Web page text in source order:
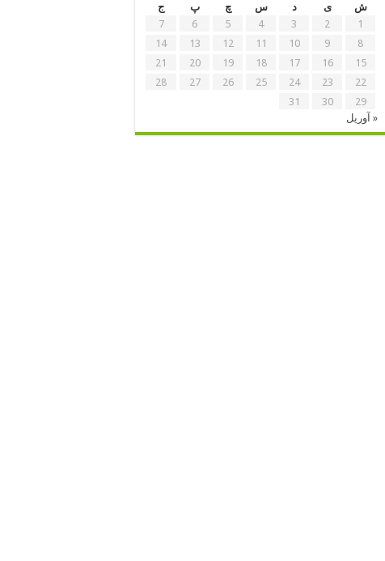
ش
ی د س چ پ
ج
1
2
3
4
5
6
7
8
9
10
11
12
13
14
15
16
17
18
19
20
21
22
23
24
25
26
27
28
29
30
31
« آوریل